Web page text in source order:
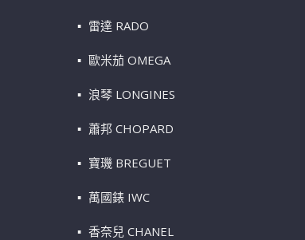
雷達 RADO
歐米茄 OMEGA
浪琴 LONGINES
蕭邦 CHOPARD
寶璣 BREGUET
萬國錶 IWC
香奈兒 CHANEL